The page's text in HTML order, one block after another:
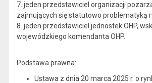
7. jeden przedstawiciel organizacji
zajmujących się statutowo problematyką
8. jeden przedstawiciel jednostek OHP,
wojewódzkiego komendanta OHP.
Podstawa prawna:
Ustawa z dnia 20 marca 2025 r. o